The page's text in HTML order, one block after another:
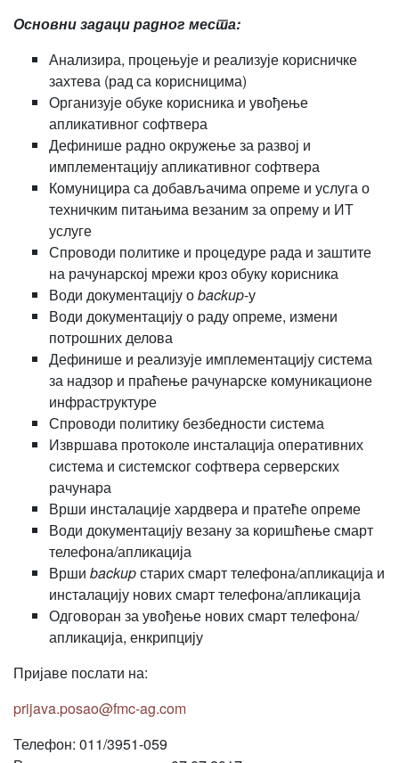
Основни задаци радног места:
Анализира, процењује и реализује корисничке
захтева (рад са корисницима)
Организује обуке корисника и увођење
апликативног софтвера
Дефинише радно окружење за развој и
имплементацију апликативног софтвера
Комуницира са добављачима опреме и услуга о
техничким питањима везаним за опрему и ИТ
услуге
Спроводи политике и процедуре рада и заштите
на рачунарској мрежи кроз обуку корисника
Води документацију оbackup-у
Води документацију о раду опреме, измени
потрошних делова
Дефинише и реализује имплементацију система
за надзор и праћење рачунарске комуникационе
инфраструктуре
Спроводи политику безбедности система
Извршава протоколе инсталација оперативних
система и системског софтвера серверских
рачунара
Врши инсталације хардвера и пратеће опреме
Води документацију везану за коришћење смарт
телефона/апликација
Врши backupстарих смарт телефона/апликација и
инсталацију нових смарт телефона/апликација
Одговоран за увођење нових смарт телефона/
апликација, енкрипцију
Пријаве послати на:
prijava.posao@fmc-ag.com
Телефон: 011/3951-059